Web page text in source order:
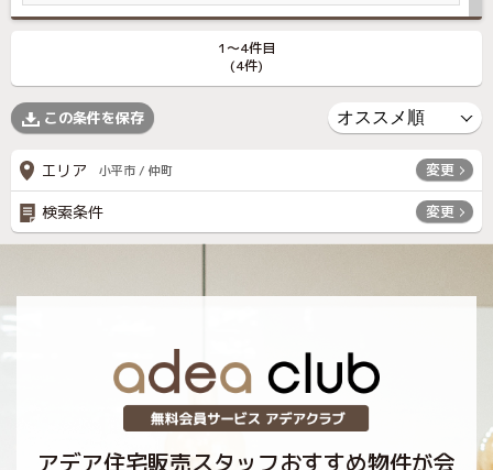
1〜4件目
(4件)
この条件を保存
エリア 小平市 / 仲町 変更
検索条件 変更
アデア住宅販売スタッフおすすめ物件が会